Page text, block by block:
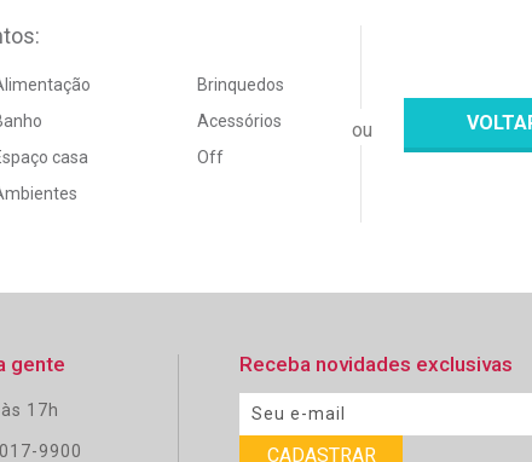
casa
Brinquedos
Acessórios
Off
gente
17h
9900
Receba novidades exclusivas